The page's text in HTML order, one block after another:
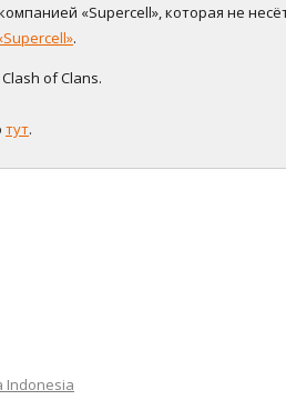
«Supercell», которая не
.
of Clans.
тут.
Indonesia